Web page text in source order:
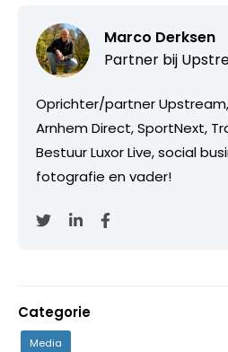
Marco Derksen
Partner bij
Oprichter/partner
Arnhem Direct, SportNext,
Bestuur Luxor Live, social
fotografie en vader!
Categorie
Media